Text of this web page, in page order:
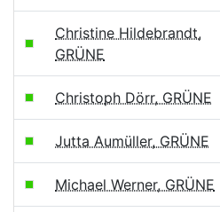
Christine Hildebrandt,
GRÜNE
Christoph Dörr, GRÜNE
Jutta Aumüller, GRÜNE
Michael Werner, GRÜNE